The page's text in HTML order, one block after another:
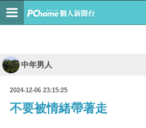
中年男人
2024-12-06 23:15:25
不要被情緒帶著走